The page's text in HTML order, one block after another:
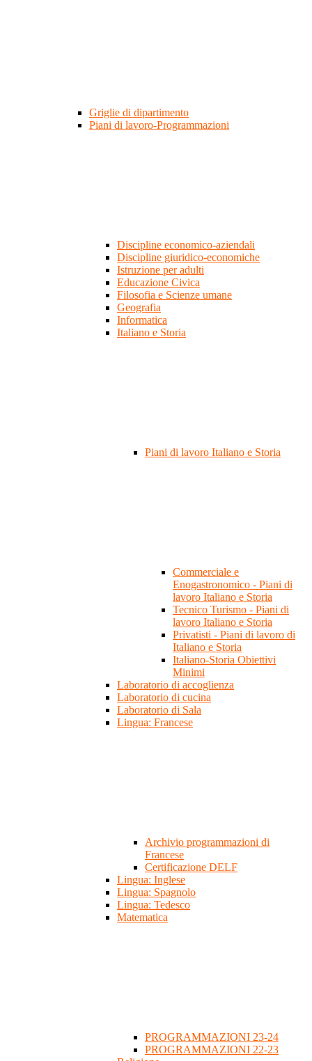
Griglie di dipartimento
Piani di lavoro-Programmazioni
Discipline economico-aziendali
Discipline giuridico-economiche
Istruzione per adulti
Educazione Civica
Filosofia e Scienze umane
Geografia
Informatica
Italiano e Storia
Piani di lavoro Italiano e Storia
Commerciale e
Enogastronomico - Piani di
lavoro Italiano e Storia
Tecnico Turismo - Piani di
lavoro Italiano e Storia
Privatisti - Piani di lavoro di
Italiano e Storia
Italiano-Storia Obiettivi
Minimi
Laboratorio di accoglienza
Laboratorio di cucina
Laboratorio di Sala
Lingua: Francese
Archivio programmazioni di
Francese
Certificazione DELF
Lingua: Inglese
Lingua: Spagnolo
Lingua: Tedesco
Matematica
PROGRAMMAZIONI 23-24
PROGRAMMAZIONI 22-23